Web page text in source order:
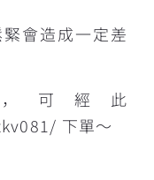
會造成一定差
可經此
下單～